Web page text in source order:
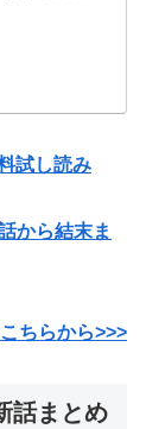
試し読み
から結末ま
ちらから>>>
話まとめ